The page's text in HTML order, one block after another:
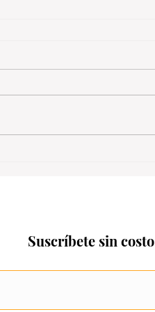
Suscríbete sin costo